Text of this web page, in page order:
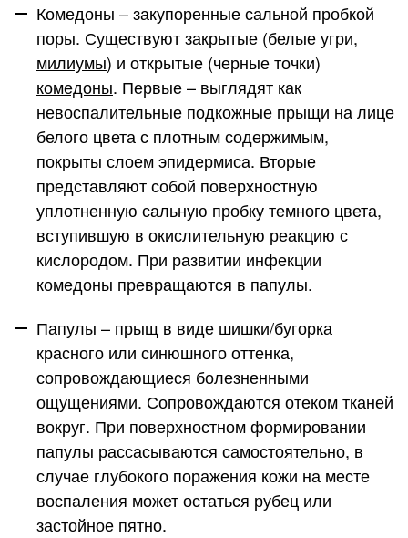
Комедоны – закупоренные сальной пробкой
поры. Существуют закрытые (белые угри,
милиумы) и открытые (черные точки)
комедоны. Первые – выглядят как
невоспалительные подкожные прыщи на лице
белого цвета с плотным содержимым,
покрыты слоем эпидермиса. Вторые
представляют собой поверхностную
уплотненную сальную пробку темного цвета,
вступившую в окислительную реакцию с
кислородом. При развитии инфекции
комедоны превращаются в папулы.
Папулы – прыщ в виде шишки/бугорка
красного или синюшного оттенка,
сопровождающиеся болезненными
ощущениями. Сопровождаются отеком тканей
вокруг. При поверхностном формировании
папулы рассасываются самостоятельно, в
случае глубокого поражения кожи на месте
воспаления может остаться рубец или
застойное пятно.